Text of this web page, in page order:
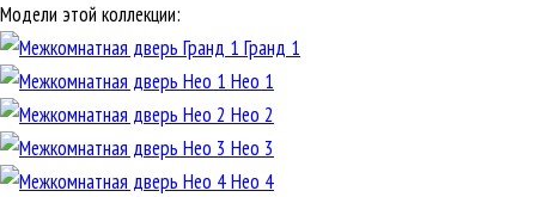
Модели этой коллекции:
Гранд 1
Нео 1
Нео 2
Нео 3
Нео 4